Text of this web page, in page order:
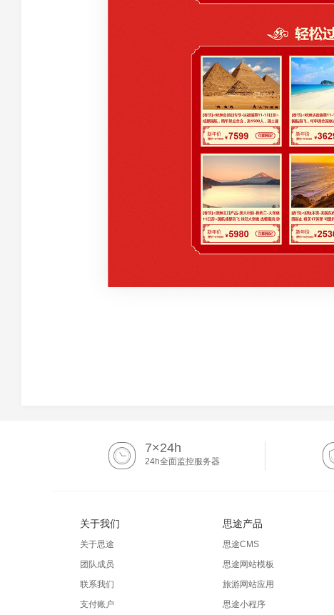
7×24h
24h全面监控服务器
关于我们
关于思途
团队成员
联系我们
支付账户
思途产品
思途CMS
思途网站模板
旅游网站应用
思途小程序